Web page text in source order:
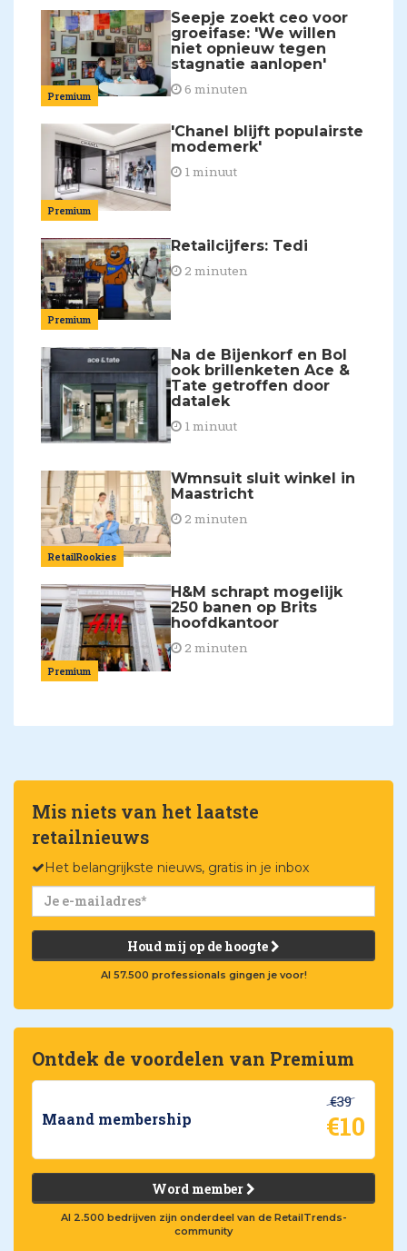
Premium
Seepje zoekt ceo voor
groeifase: 'We willen
niet opnieuw tegen
stagnatie aanlopen'
6 minuten
Premium
'Chanel blijft populairste
modemerk'
1 minuut
Premium
Retailcijfers: Tedi
2 minuten
Na de Bijenkorf en Bol
ook brillenketen Ace &
Tate getroffen door
datalek
1 minuut
RetailRookies
Wmnsuit sluit winkel in
Maastricht
2 minuten
Premium
H&M schrapt mogelijk
250 banen op Brits
hoofdkantoor
2 minuten
Mis niets van het laatste
retailnieuws
Het belangrijkste nieuws, gratis in je inbox
Houd mij op de hoogte
Al 57.500 professionals gingen je voor!
Ontdek de voordelen van Premium
Maand membership
€39
€10
Word member
Al 2.500 bedrijven zijn onderdeel van de RetailTrends-
community